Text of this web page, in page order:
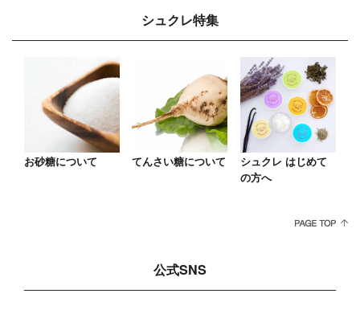
シュクレ特集
お砂糖について てんさい糖について
シュクレ はじめて
の方へ
公式SNS